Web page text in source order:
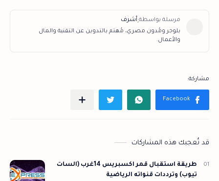
بلوجر ومُدون مصري، مُهتم بالتدوين عن التقنية والمال
والأعمال.
قد تُعجبك هذه المشاركات
طريقة استقبال قمر اكسبريس 14غرب (السات
تيوب) وترددات قنواته الرياضية